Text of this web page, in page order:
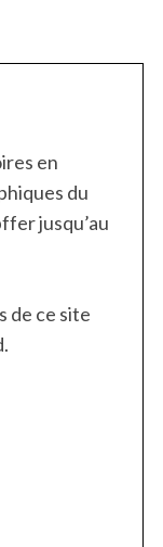
en
du
jusqu’au
de ce site